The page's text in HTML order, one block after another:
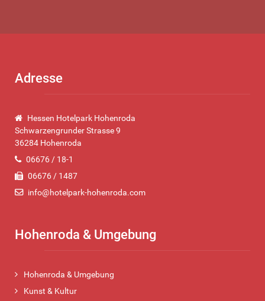
Adresse
Hessen Hotelpark Hohenroda
Schwarzengrunder Strasse 9
36284 Hohenroda
06676 / 18-1
06676 / 1487
info@hotelpark-hohenroda.com
Hohenroda & Umgebung
Hohenroda & Umgebung
Kunst & Kultur